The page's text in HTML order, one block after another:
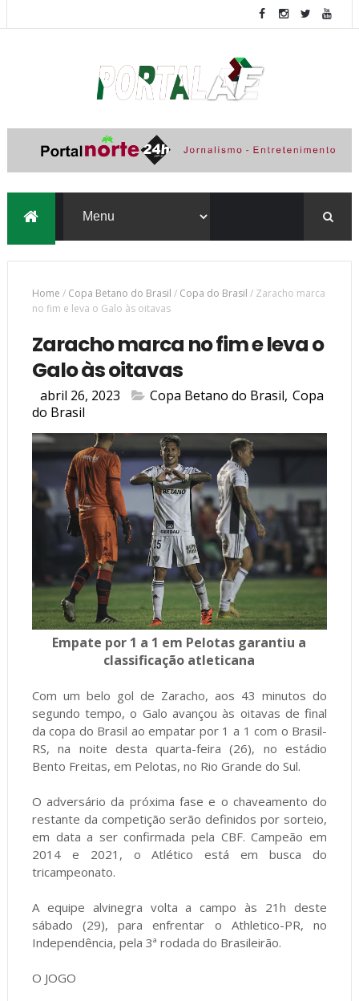
Home / Copa Betano do Brasil / Copa do Brasil / Zaracho marca
no fim e leva o Galo às oitavas
Zaracho marca no fim e leva o
Galo às oitavas
abril 26, 2023 Copa Betano do Brasil, Copa
do Brasil
Empate por 1 a 1 em Pelotas garantiu a
classificação atleticana
Com um belo gol de Zaracho, aos 43 minutos do
segundo tempo, o Galo avançou às oitavas de final
da copa do Brasil ao empatar por 1 a 1 com o Brasil-
RS, na noite desta quarta-feira (26), no estádio
Bento Freitas, em Pelotas, no Rio Grande do Sul.
O adversário da próxima fase e o chaveamento do
restante da competição serão definidos por sorteio,
em data a ser confirmada pela CBF. Campeão em
2014 e 2021, o Atlético está em busca do
tricampeonato.
A equipe alvinegra volta a campo às 21h deste
sábado (29), para enfrentar o Athletico-PR, no
Independência, pela 3ª rodada do Brasileirão.
O JOGO